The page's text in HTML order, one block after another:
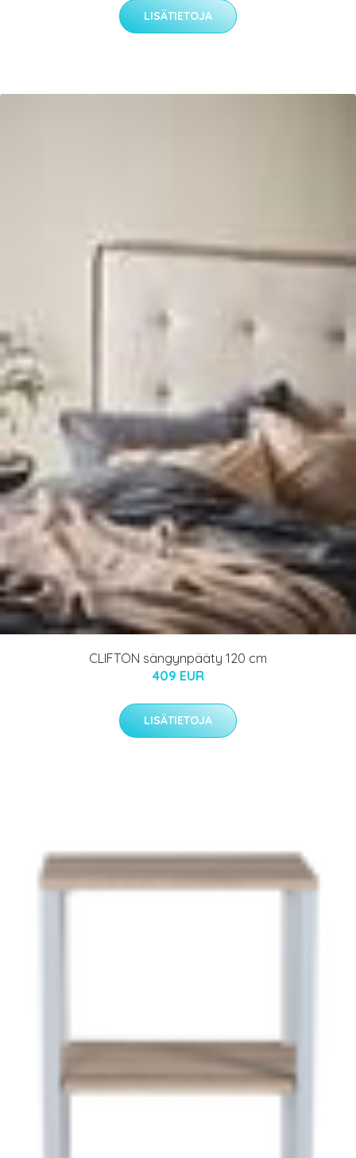
LISÄTIETOJA
CLIFTON sängynpääty 120 cm
409 EUR
LISÄTIETOJA